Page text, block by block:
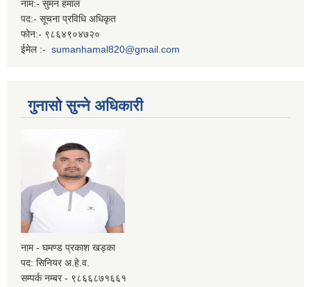
नाम:- सुमन हमाल
पद:- सूचना प्रविधि अधिकृत
फोन:- ९८६४९०४७२०
ईमेल :- sumanhamal820@gmail.com
गुनासो सुन्ने अधिकारी
नाम - घमण्ड प्रकाश खड्का
पद: सिनियर अ.हे.व.
सम्पर्क नम्बर - ९८६६८७१६६१